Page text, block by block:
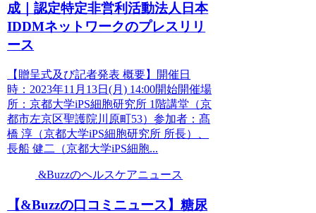
成｜認定特定非営利活動法人日本
IDDMネットワークのプレスリリ
ース
【贈呈式及び記者発表 概要】開催日
時：2023年11月13日(月) 14:00開始開催場
所：京都大学iPS細胞研究所 1階講堂（京
都市左京区聖護院川原町53）参加者：髙
橋 淳（京都大学iPS細胞研究所 所長）、
長船 健二（京都大学iPS細胞...
&Buzzのヘルスケアニュース
【&Buzzの口コミニュース】糖尿